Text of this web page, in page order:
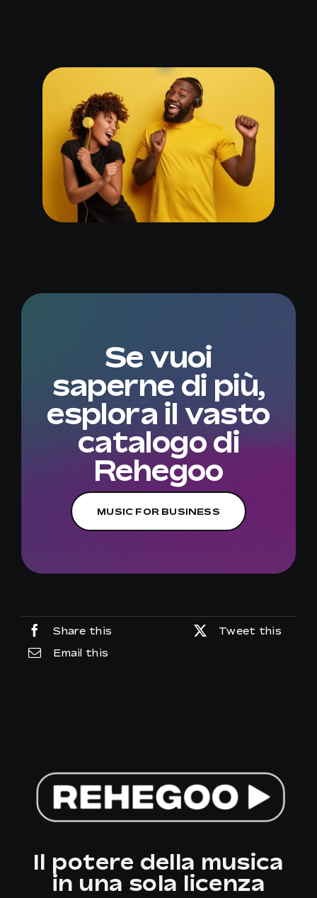
Se vuoi
saperne di più,
esplora il vasto
catalogo di
Rehegoo
MUSIC FOR BUSINESS
Share this
Tweet this
Email this
Il potere della musica
in una sola licenza